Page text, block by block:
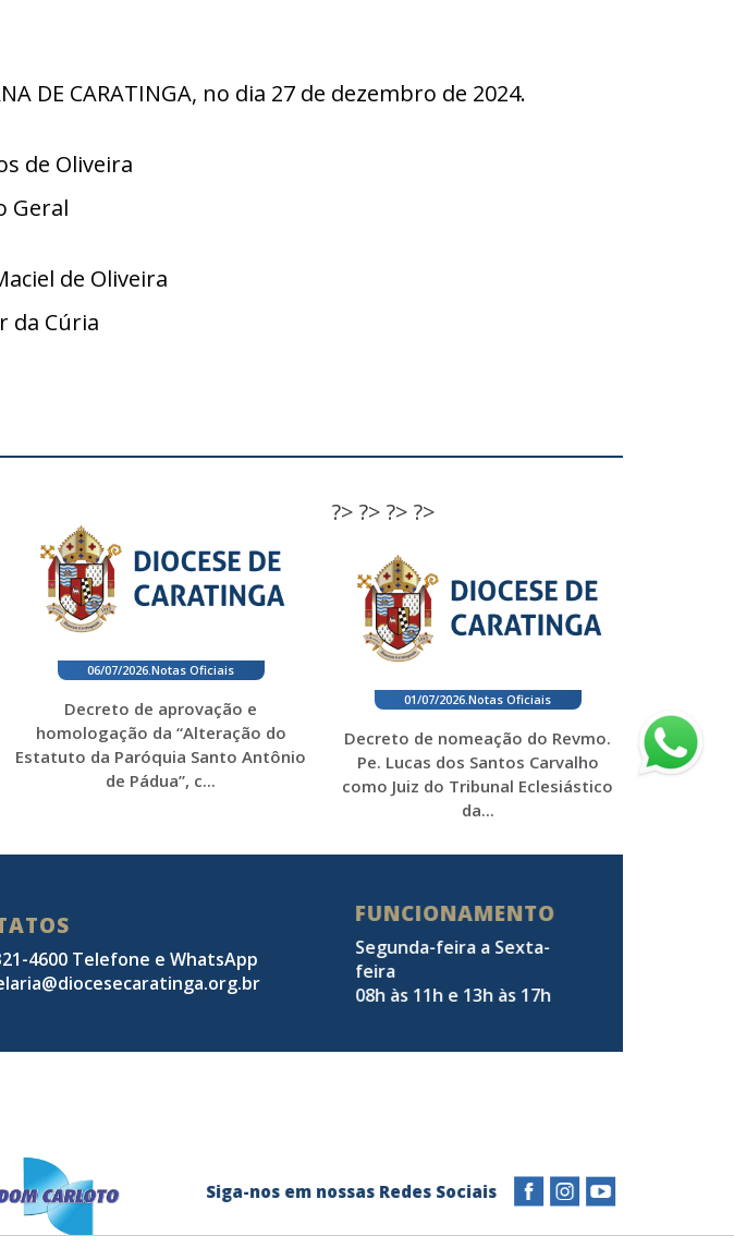
DE CARATINGA, no dia 27 de dezembro de 2024.
de Oliveira
Geral
de Oliveira
da Cúria
?> ?> ?>
06/07/2026.Notas Oficiais
Decreto de aprovação e
homologação da “Alteração do
Estatuto da Paróquia Santo Antônio
de Pádua”, c...
?>
01/07/2026.Notas Oficiais
Decreto de nomeação do Revmo.
Pe. Lucas dos Santos Carvalho
como Juiz do Tribunal Eclesiástico
da...
4600 Telefone e WhatsApp
FUNCIONAMENTO
Segunda-feira a Sexta-
feira
08h às 11h e 13h às 17h
Siga-nos em nossas Redes Sociais